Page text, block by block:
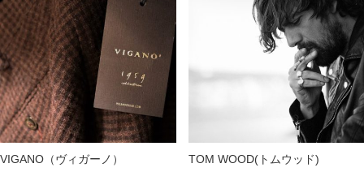
VIGANO（ヴィガーノ） TOM WOOD(トムウッド)